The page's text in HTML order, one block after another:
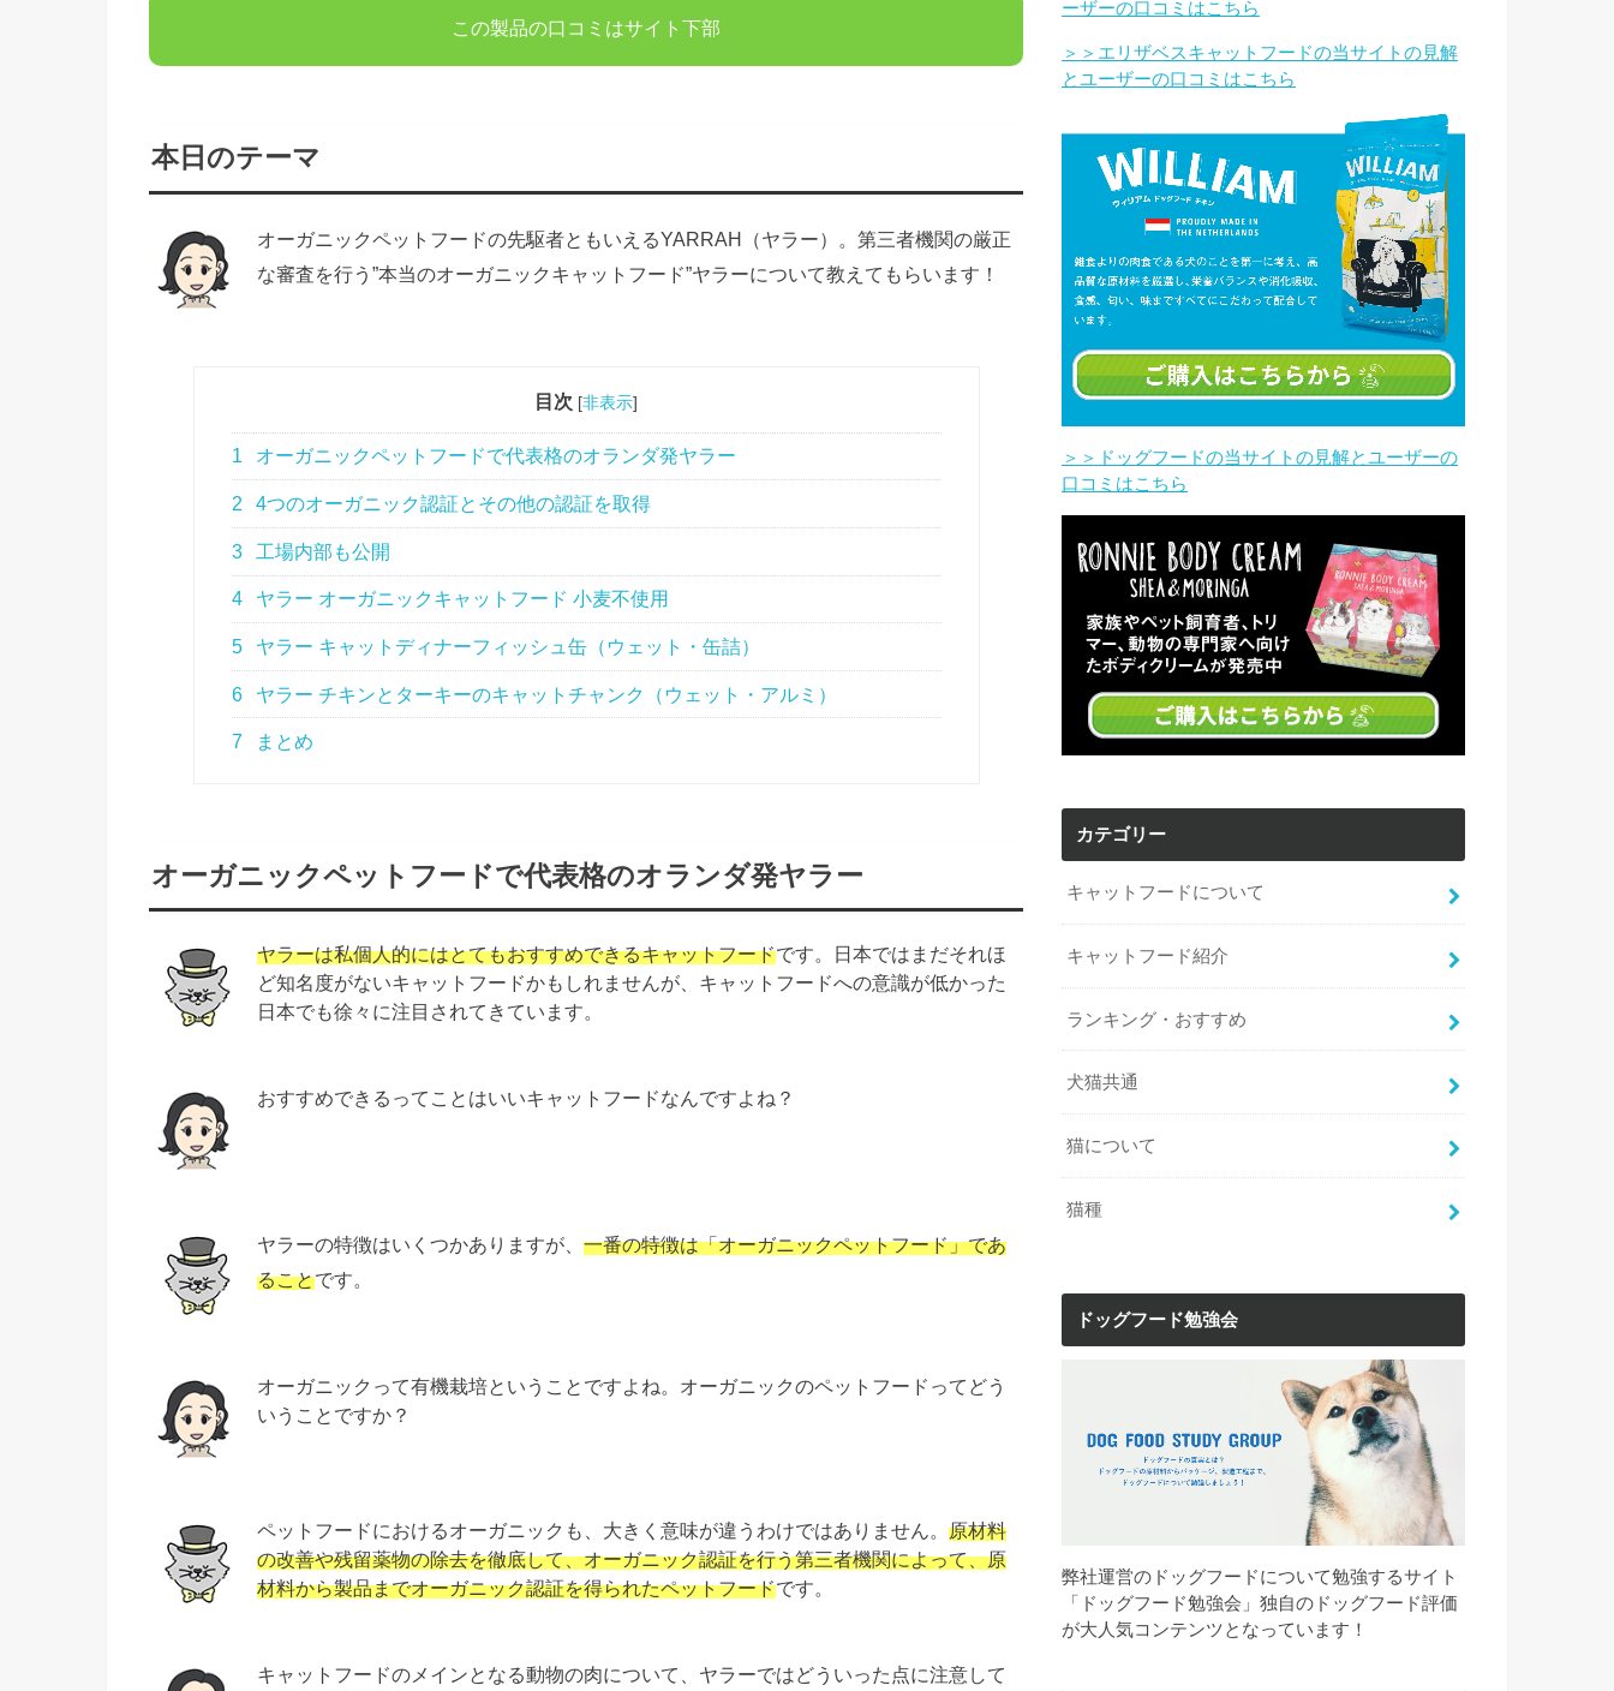
この製品の口コミはサイト下部
本日のテーマ
オーガニックペットフードの先駆者ともいえるYARRAH（ヤラー）。第三者機関の厳正
な審査を行う”本当のオーガニックキャットフード”ヤラーについて教えてもらいます！
目次 [非表示]
1 オーガニックペットフードで代表格のオランダ発ヤラー
2 4つのオーガニック認証とその他の認証を取得
3 工場内部も公開
4 ヤラー オーガニックキャットフード 小麦不使用
5 ヤラー キャットディナーフィッシュ缶（ウェット・缶詰）
6 ヤラー チキンとターキーのキャットチャンク（ウェット・アルミ）
7 まとめ
オーガニックペットフードで代表格のオランダ発ヤラー
ヤラーは私個人的にはとてもおすすめできるキャットフードです。日本ではまだそれほ
ど知名度がないキャットフードかもしれませんが、キャットフードへの意識が低かった
日本でも徐々に注目されてきています。
おすすめできるってことはいいキャットフードなんですよね？
ヤラーの特徴はいくつかありますが、 一番の特徴は「オーガニックペットフード」であ
ることです。
オーガニックって有機栽培ということですよね。オーガニックのペットフードってどう
いうことですか？
ペットフードにおけるオーガニックも、大きく意味が違うわけではありません。 原材料
の改善や残留薬物の除去を徹底して、オーガニック認証を行う第三者機関によって、原
材料から製品までオーガニック認証を得られたペットフードです。
キャットフードのメインとなる動物の肉について、ヤラーではどういった点に注意して
ーザーの口コミはこちら
＞＞エリザベスキャットフードの当サイトの見解
とユーザーの口コミはこちら
＞＞ドッグフードの当サイトの見解とユーザーの
口コミはこちら
カテゴリー
キャットフードについて
キャットフード紹介
ランキング・おすすめ
犬猫共通
猫について
猫種
ドッグフード勉強会
弊社運営のドッグフードについて勉強するサイト
「ドッグフード勉強会」独自のドッグフード評価
が大人気コンテンツとなっています！